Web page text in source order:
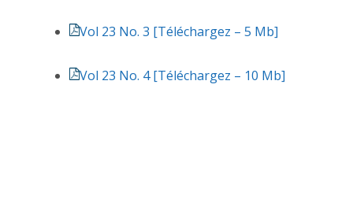
Vol 23 No. 3 [Téléchargez – 5 Mb]
Vol 23 No. 4 [Téléchargez – 10 Mb]